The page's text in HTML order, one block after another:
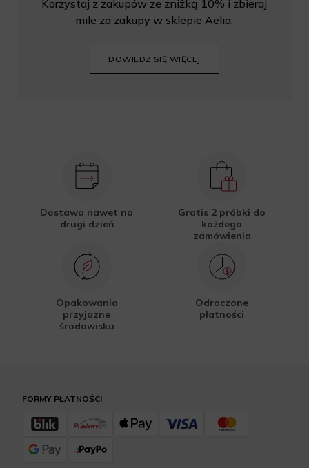
Korzystaj z zakupów ze zniżką 10% i zbieraj
mile za zakupy w sklepie Aelia.
DOWIEDZ SIĘ WIĘCEJ
Dostawa nawet na
drugi dzień
Gratis 2 próbki do
każdego
zamówienia
Opakowania
przyjazne
środowisku
Odroczone
płatności
FORMY PŁATNOŚCI